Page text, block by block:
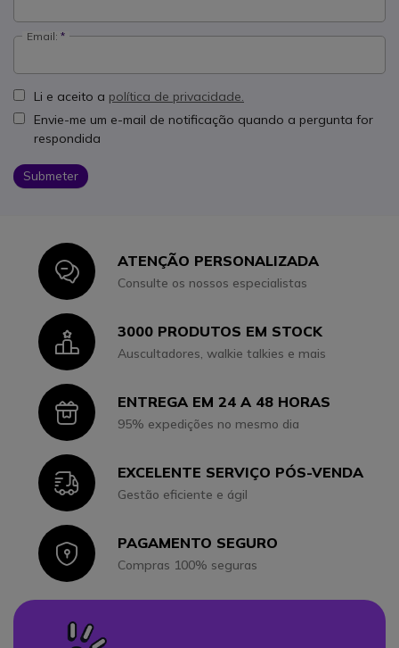
Email:
Li e aceito a política de privacidade.
Envie-me um e-mail de notificação quando a pergunta for
respondida
Submeter
IconATENÇÃO PERSONALIZADA
Consulte os nossos especialistas
Icon3000 PRODUTOS EM STOCK
Auscultadores, walkie talkies e mais
IconENTREGA EM 24 A 48 HORAS
95% expedições no mesmo dia
IconEXCELENTE SERVIÇO PÓS-VENDA
Gestão eficiente e ágil
IconPAGAMENTO SEGURO
Compras 100% seguras